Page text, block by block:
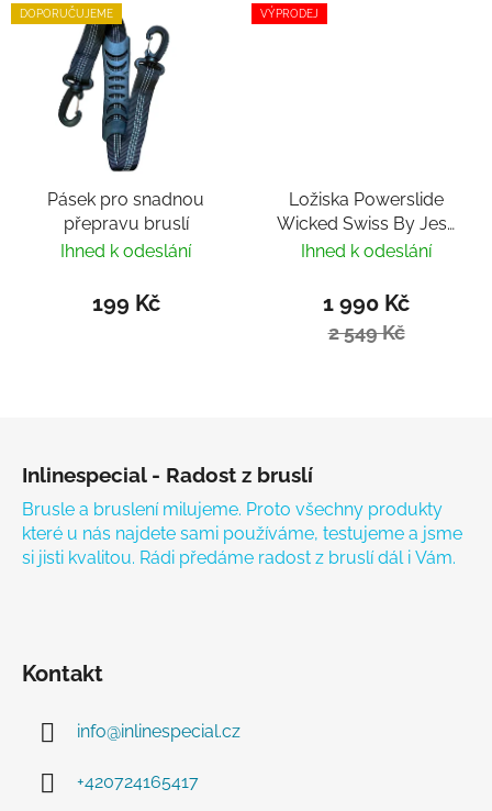
DOPORUČUJEME
Pásek pro snadnou
přepravu bruslí
Ihned k odeslání
199 Kč
VÝPRODEJ
Ložiska Powerslide
Wicked Swiss By Jesa
(16ks)
Ihned k odeslání
1 990 Kč
2 549 Kč
Inlinespecial - Radost z bruslí
Brusle a bruslení milujeme. Proto všechny produkty
které u nás najdete sami používáme, testujeme a jsme
si jisti kvalitou. Rádi předáme radost z bruslí dál i Vám.
Kontakt
info@inlinespecial.cz
+420724165417